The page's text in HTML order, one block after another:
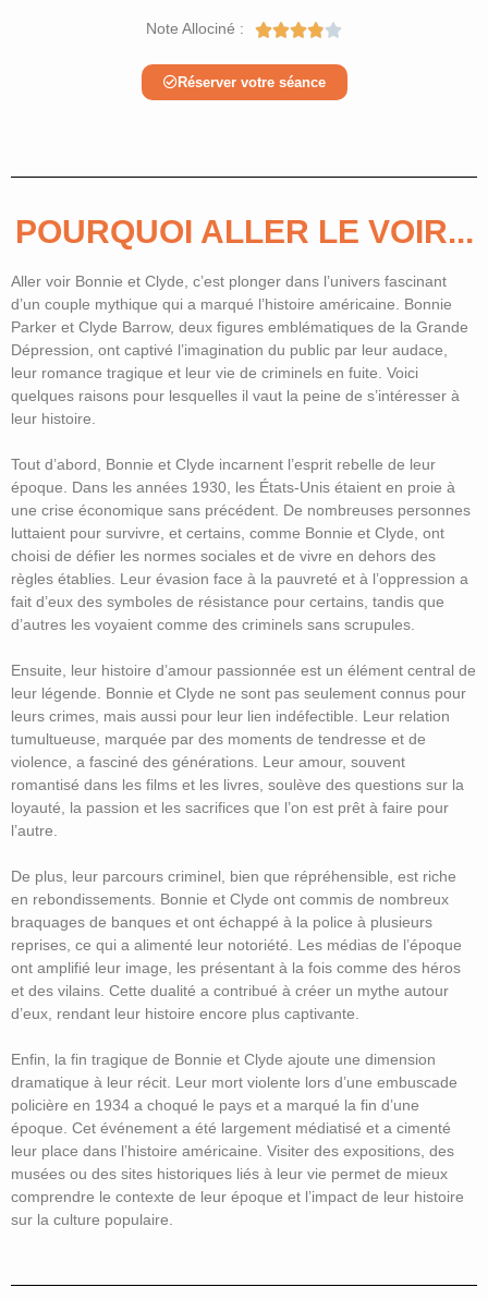
Note Allociné : 
Réserver votre séance
POURQUOI ALLER LE VOIR...
Aller voir Bonnie et Clyde, c’est plonger dans l’univers fascinant
d’un couple mythique qui a marqué l’histoire américaine. Bonnie
Parker et Clyde Barrow, deux figures emblématiques de la Grande
Dépression, ont captivé l’imagination du public par leur audace,
leur romance tragique et leur vie de criminels en fuite. Voici
quelques raisons pour lesquelles il vaut la peine de s’intéresser à
leur histoire.
Tout d’abord, Bonnie et Clyde incarnent l’esprit rebelle de leur
époque. Dans les années 1930, les États-Unis étaient en proie à
une crise économique sans précédent. De nombreuses personnes
luttaient pour survivre, et certains, comme Bonnie et Clyde, ont
choisi de défier les normes sociales et de vivre en dehors des
règles établies. Leur évasion face à la pauvreté et à l’oppression a
fait d’eux des symboles de résistance pour certains, tandis que
d’autres les voyaient comme des criminels sans scrupules.
Ensuite, leur histoire d’amour passionnée est un élément central de
leur légende. Bonnie et Clyde ne sont pas seulement connus pour
leurs crimes, mais aussi pour leur lien indéfectible. Leur relation
tumultueuse, marquée par des moments de tendresse et de
violence, a fasciné des générations. Leur amour, souvent
romantisé dans les films et les livres, soulève des questions sur la
loyauté, la passion et les sacrifices que l’on est prêt à faire pour
l’autre.
De plus, leur parcours criminel, bien que répréhensible, est riche
en rebondissements. Bonnie et Clyde ont commis de nombreux
braquages de banques et ont échappé à la police à plusieurs
reprises, ce qui a alimenté leur notoriété. Les médias de l’époque
ont amplifié leur image, les présentant à la fois comme des héros
et des vilains. Cette dualité a contribué à créer un mythe autour
d’eux, rendant leur histoire encore plus captivante.
Enfin, la fin tragique de Bonnie et Clyde ajoute une dimension
dramatique à leur récit. Leur mort violente lors d’une embuscade
policière en 1934 a choqué le pays et a marqué la fin d’une
époque. Cet événement a été largement médiatisé et a cimenté
leur place dans l’histoire américaine. Visiter des expositions, des
musées ou des sites historiques liés à leur vie permet de mieux
comprendre le contexte de leur époque et l’impact de leur histoire
sur la culture populaire.